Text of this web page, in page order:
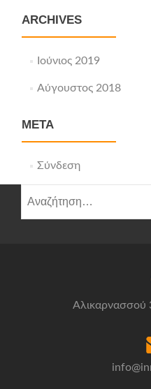
ARCHIVES
Ιούνιος 2019
Αύγουστος 2018
META
Σύνδεση
για:
Αλικαρνασσού